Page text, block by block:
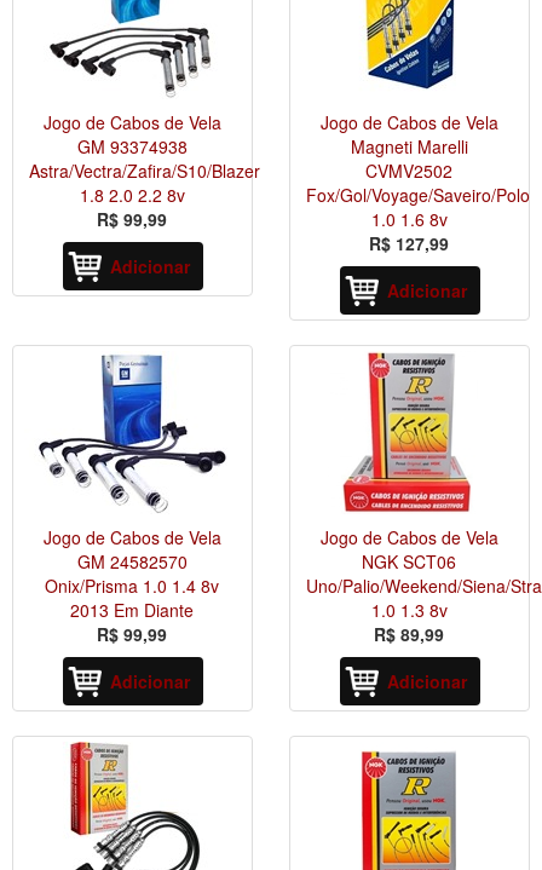
Jogo de Cabos de Vela
GM 93374938
Astra/Vectra/Zafira/S10/Blazer
1.8 2.0 2.2 8v
R$ 99,99
Adicionar
Jogo de Cabos de Vela
Magneti Marelli
CVMV2502
Fox/Gol/Voyage/Saveiro/Polo
1.0 1.6 8v
R$ 127,99
Adicionar
Jogo de Cabos de Vela
GM 24582570
Onix/Prisma 1.0 1.4 8v
2013 Em Diante
R$ 99,99
Adicionar
Jogo de Cabos de Vela
NGK SCT06
Uno/Palio/Weekend/Siena/
1.0 1.3 8v
R$ 89,99
Adicionar